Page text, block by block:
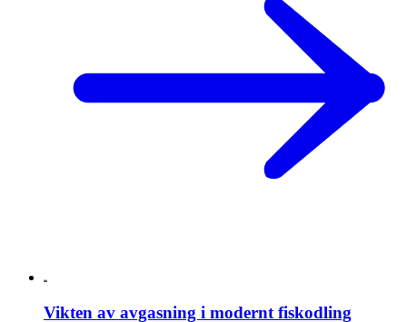
Vikten av avgasning i modernt fiskodling